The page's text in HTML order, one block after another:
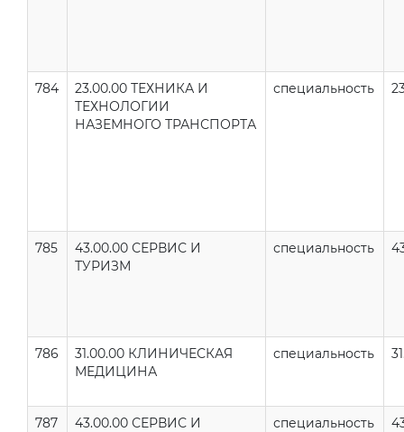
784
23.00.00 ТЕХНИКА И
ТЕХНОЛОГИИ
НАЗЕМНОГО ТРАНСПОРТА
специальность
785
43.00.00 СЕРВИС И
ТУРИЗМ
специальность
786
31.00.00 КЛИНИЧЕСКАЯ
МЕДИЦИНА
специальность
787
43.00.00 СЕРВИС И
специальность